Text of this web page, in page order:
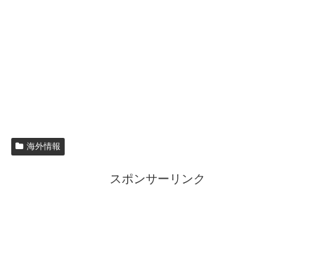
海外情報
スポンサーリンク